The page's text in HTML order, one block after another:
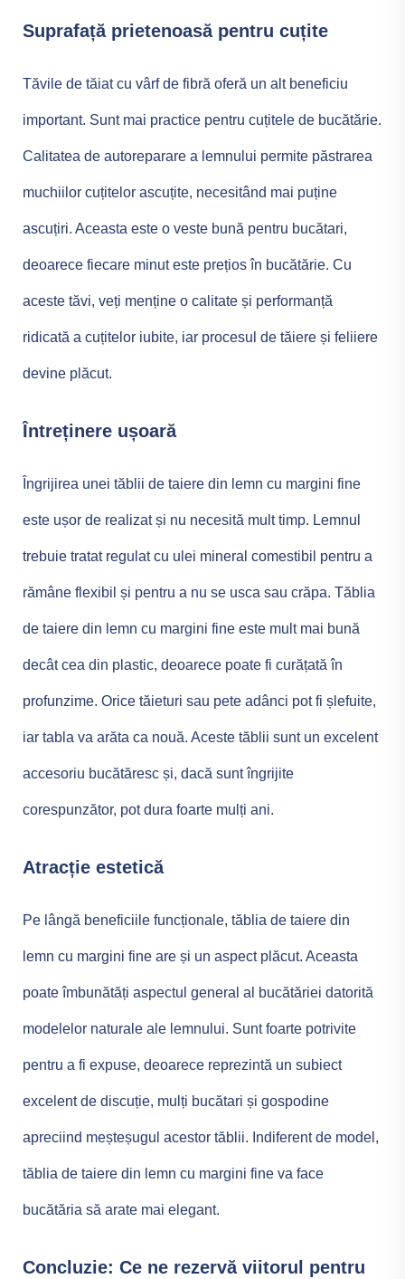
Suprafață prietenoasă pentru cuțite
Tăvile de tăiat cu vârf de fibră oferă un alt beneficiu
important. Sunt mai practice pentru cuțitele de bucătărie.
Calitatea de autoreparare a lemnului permite păstrarea
muchiilor cuțitelor ascuțite, necesitând mai puține
ascuțiri. Aceasta este o veste bună pentru bucătari,
deoarece fiecare minut este prețios în bucătărie. Cu
aceste tăvi, veți menține o calitate și performanță
ridicată a cuțitelor iubite, iar procesul de tăiere și feliiere
devine plăcut.
Întreținere ușoară
Îngrijirea unei tăblii de taiere din lemn cu margini fine
este ușor de realizat și nu necesită mult timp. Lemnul
trebuie tratat regulat cu ulei mineral comestibil pentru a
rămâne flexibil și pentru a nu se usca sau crăpa. Tăblia
de taiere din lemn cu margini fine este mult mai bună
decât cea din plastic, deoarece poate fi curățată în
profunzime. Orice tăieturi sau pete adânci pot fi șlefuite,
iar tabla va arăta ca nouă. Aceste tăblii sunt un excelent
accesoriu bucătăresc și, dacă sunt îngrijite
corespunzător, pot dura foarte mulți ani.
Atracție estetică
Pe lângă beneficiile funcționale, tăblia de taiere din
lemn cu margini fine are și un aspect plăcut. Aceasta
poate îmbunătăți aspectul general al bucătăriei datorită
modelelor naturale ale lemnului. Sunt foarte potrivite
pentru a fi expuse, deoarece reprezintă un subiect
excelent de discuție, mulți bucătari și gospodine
apreciind meșteșugul acestor tăblii. Indiferent de model,
tăblia de taiere din lemn cu margini fine va face
bucătăria să arate mai elegant.
Concluzie: Ce ne rezervă viitorul pentru